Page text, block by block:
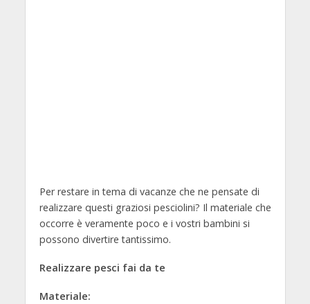
Per restare in tema di vacanze che ne pensate di
realizzare questi graziosi pesciolini? Il materiale che
occorre è veramente poco e i vostri bambini si
possono divertire tantissimo.
Realizzare pesci fai da te
Materiale: